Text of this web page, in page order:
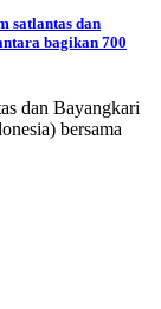
satlantas dan
bagikan 700
dan Bayangkari
bersama